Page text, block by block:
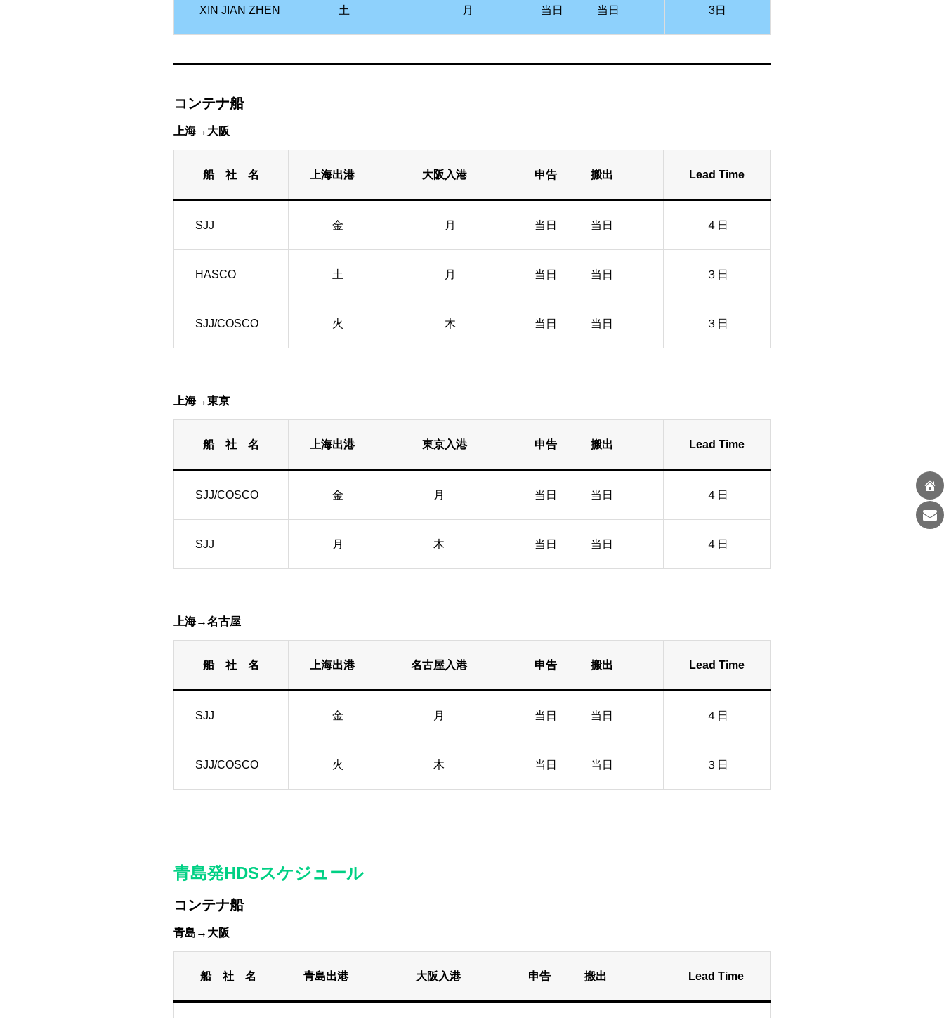
XIN JIAN ZHEN 土 月 当日 当日 3日
コンテナ船
上海→大阪
船 社 名 上海出港 大阪入港 申告 搬出 Lead Time
SJJ 金 月 当日 当日 ４日
HASCO 土 月 当日 当日 ３日
SJJ/COSCO 火 木 当日 当日 ３日
上海→東京
船 社 名 上海出港 東京入港 申告 搬出 Lead Time
SJJ/COSCO 金 月 当日 当日 ４日
SJJ 月 木 当日 当日 ４日
上海→名古屋
船 社 名 上海出港 名古屋入港 申告 搬出 Lead Time
SJJ 金 月 当日 当日 ４日
SJJ/COSCO 火 木 当日 当日 ３日
青島発HDSスケジュール
コンテナ船
青島→大阪
船 社 名 青島出港 大阪入港 申告 搬出 Lead Time